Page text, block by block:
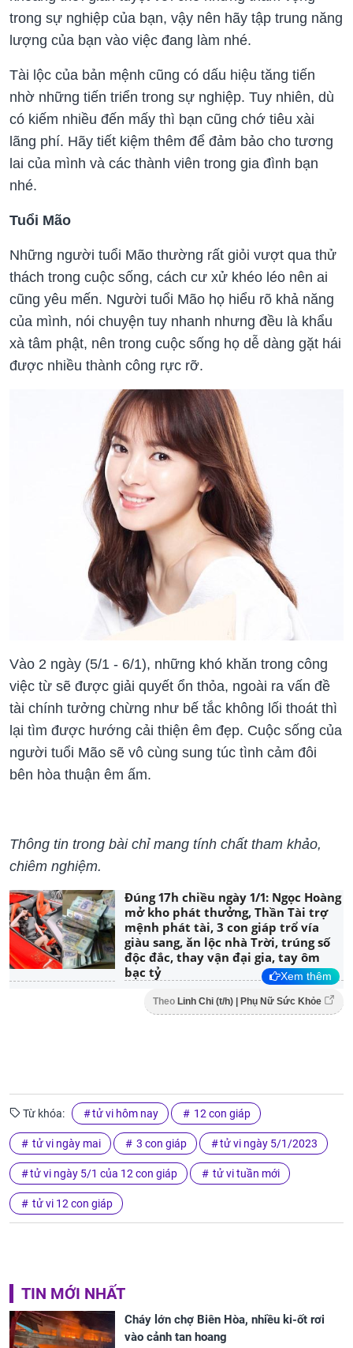
trong sự nghiệp của bạn, vậy nên hãy tập trung năng
lượng của bạn vào việc đang làm nhé.
Tài lộc của bản mệnh cũng có dấu hiệu tăng tiến
nhờ những tiến triển trong sự nghiệp. Tuy nhiên, dù
có kiếm nhiều đến mấy thì bạn cũng chớ tiêu xài
lãng phí. Hãy tiết kiệm thêm để đảm bảo cho tương
lai của mình và các thành viên trong gia đình bạn
nhé.
Tuổi Mão
Những người tuổi Mão thường rất giỏi vượt qua thử
thách trong cuộc sống, cách cư xử khéo léo nên ai
cũng yêu mến. Người tuổi Mão họ hiểu rõ khả năng
của mình, nói chuyện tuy nhanh nhưng đều là khẩu
xà tâm phật, nên trong cuộc sống họ dễ dàng gặt hái
được nhiều thành công rực rỡ.
Vào 2 ngày (5/1 - 6/1), những khó khăn trong công
việc từ sẽ được giải quyết ổn thỏa, ngoài ra vấn đề
tài chính tưởng chừng như bế tắc không lối thoát thì
lại tìm được hướng cải thiện êm đẹp. Cuộc sống của
người tuổi Mão sẽ vô cùng sung túc tình cảm đôi
bên hòa thuận êm ấm.
Thông tin trong bài chỉ mang tính chất tham khảo,
chiêm nghiệm.
Đúng 17h chiều ngày 1/1: Ngọc Hoàng
mở kho phát thưởng, Thần Tài trợ
mệnh phát tài, 3 con giáp trổ vía
giàu sang, ăn lộc nhà Trời, trúng số
độc đắc, thay vận đại gia, tay ôm
bạc tỷ
Xem thêm
Theo Linh Chi (t/h) | Phụ Nữ Sức Khỏe
Từ khóa: tử vi hôm nay 12 con giáp
tử vi ngày mai 3 con giáp tử vi ngày 5/1/2023
tử vi ngày 5/1 của 12 con giáp tử vi tuần mới
tử vi 12 con giáp
TIN MỚI NHẤT
Cháy lớn chợ Biên Hòa, nhiều ki-ốt rơi
vào cảnh tan hoang